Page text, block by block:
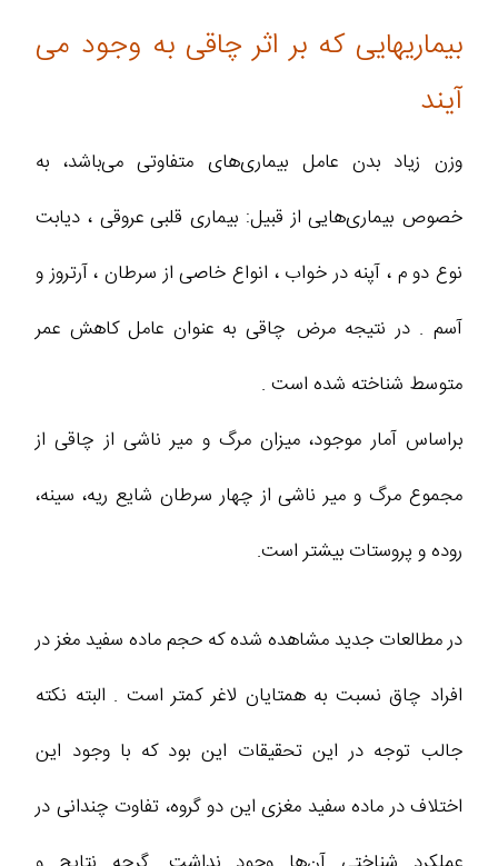
بیماریهایی که بر اثر چاقی به وجود می
آیند
وزن زیاد بدن عامل بیماری‌های متفاوتی می‌باشد، به
خصوص بیماری‌هایی از قبیل: بیماری قلبی عروقی ، دیابت
نوع دو م ، آپنه در خواب ، انواع خاصی از سرطان ، آرتروز و
آسم . در نتیجه مرض چاقی به عنوان عامل کاهش عمر
متوسط شناخته شده است .
براساس آمار موجود، میزان مرگ و میر ناشی از چاقی از
مجموع مرگ و میر ناشی از چهار سرطان شایع ریه، سینه،
روده و پروستات بیشتر است.
در مطالعات جدید مشاهده شده که حجم ماده سفید مغز در
افراد چاق نسبت به همتایان لاغر کمتر است . البته نکته
جالب توجه در این تحقیقات این بود که با وجود این
اختلاف در ماده سفید مغزی این دو گروه، تفاوت چندانی در